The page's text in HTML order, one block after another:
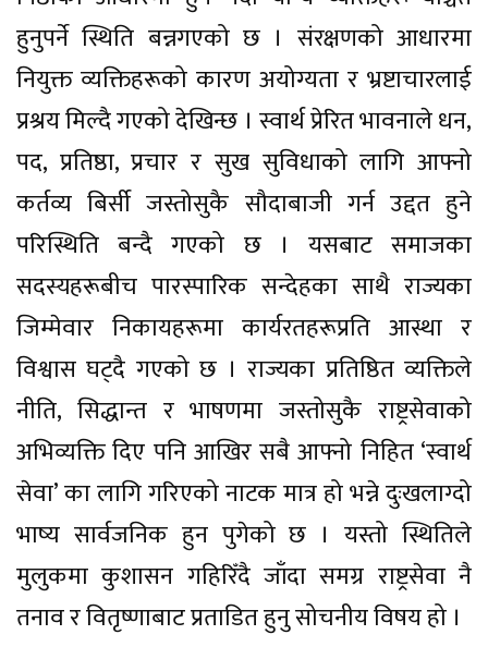
हुनुपर्ने स्थिति बन्नगएको छ । संरक्षणको आधारमा
नियुक्त व्यक्तिहरूको कारण अयोग्यता र भ्रष्टाचारलाई
प्रश्रय मिल्दै गएको देखिन्छ । स्वार्थ प्रेरित भावनाले धन,
पद, प्रतिष्ठा, प्रचार र सुख सुविधाको लागि आफ्नो
कर्तव्य बिर्सी जस्तोसुकै सौदाबाजी गर्न उद्दत हुने
परिस्थिति बन्दै गएको छ । यसबाट समाजका
सदस्यहरूबीच पारस्पारिक सन्देहका साथै राज्यका
जिम्मेवार निकायहरूमा कार्यरतहरूप्रति आस्था र
विश्वास घट्दै गएको छ । राज्यका प्रतिष्ठित व्यक्तिले
नीति, सिद्धान्त र भाषणमा जस्तोसुकै राष्ट्रसेवाको
अभिव्यक्ति दिए पनि आखिर सबै आफ्नो निहित ‘स्वार्थ
सेवा’ का लागि गरिएको नाटक मात्र हो भन्ने दुःखलाग्दो
भाष्य सार्वजनिक हुन पुगेको छ । यस्तो स्थितिले
मुलुकमा कुशासन गहिरिँदै जाँदा समग्र राष्ट्रसेवा नै
तनाव र वितृष्णाबाट प्रताडित हुनु सोचनीय विषय हो ।